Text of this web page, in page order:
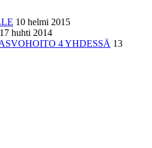
10 helmi 2015
17 huhti 2014
4 YHDESSÄ 13